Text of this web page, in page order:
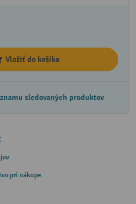
Vložiť do košíka
sledovaných produktov
pri nákupe